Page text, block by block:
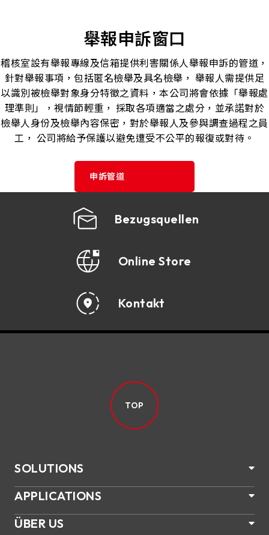
舉報申訴窗口
稽核室設有舉報專線及信箱提供利害關係人舉報申訴的管道，
針對舉報事項，包括匿名檢舉及具名檢舉， 舉報人需提供足
以識別被檢舉對象身分特徵之資料，本公司將會依據「舉報處
理準則」，視情節輕重， 採取各項適當之處分，並承諾對於
檢舉人身份及檢舉內容保密，對於舉報人及參與調查過程之員
工， 公司將給予保護以避免遭受不公平的報復或對待。
申訴管道
Bezugsquellen
Online Store
Kontakt
SOLUTIONS
APPLICATIONS
ÜBER US
TOP